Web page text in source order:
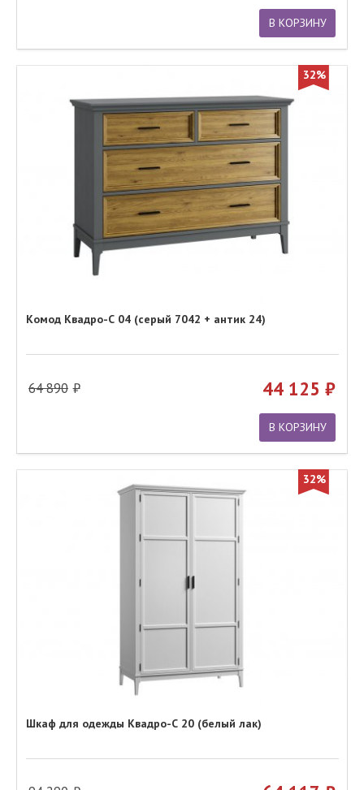
В КОРЗИНУ
32%
Комод Квадро-С 04 (серый 7042 + антик 24)
64 890 44 125
В КОРЗИНУ
32%
Шкаф для одежды Квадро-С 20 (белый лак)